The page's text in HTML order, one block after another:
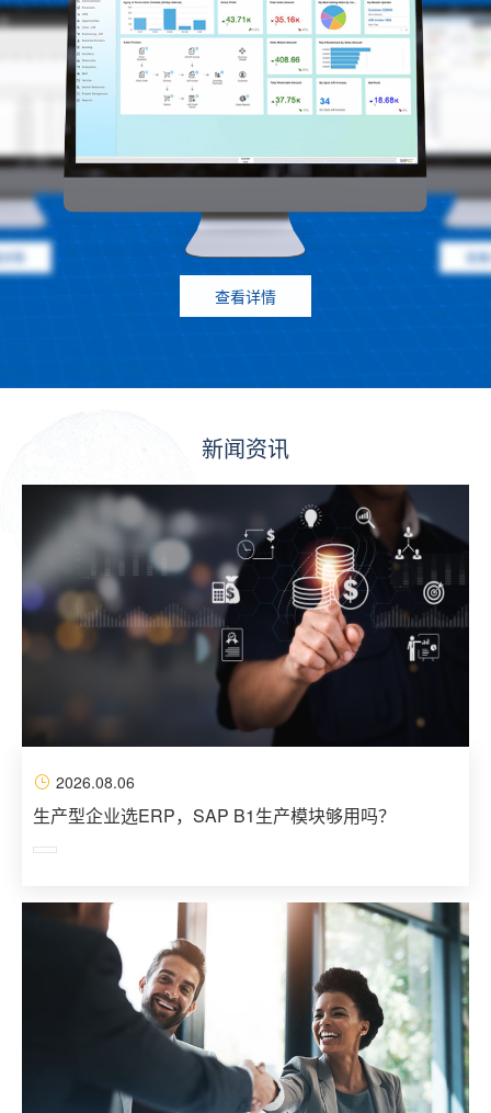
查看详情
查
情
新闻资讯
2026.08.06
生产型企业选ERP，SAP B1生产模块够用吗？